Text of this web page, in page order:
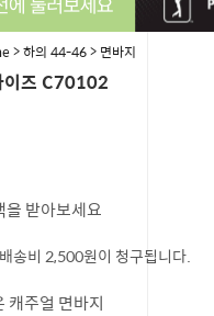
>하의 44-46> 면바지
이즈 C70102
받아보세요
송비 2,500원이 청구됩니다.
캐주얼 면바지